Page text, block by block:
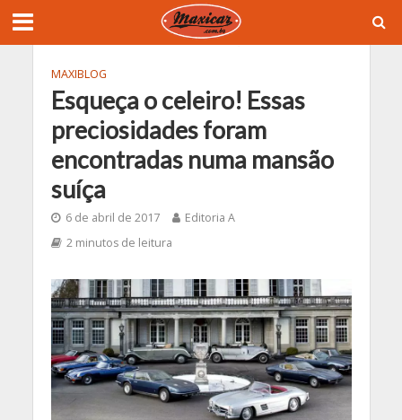
MAXIBLOG
Esqueça o celeiro! Essas
preciosidades foram
encontradas numa mansão
suíça
6 de abril de 2017
Editoria A
2 minutos de leitura